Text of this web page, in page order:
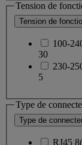
Tension de
Tension de
100-
30
230-
5
Type de
Type de
RJ45